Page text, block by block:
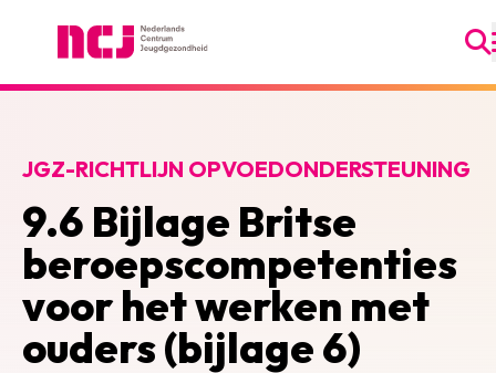
9.6 Bijlage Britse
beroepscompetenties
voor het werken met
ouders (bijlage 6)
JGZ-RICHTLIJN OPVOEDONDERSTEUNING